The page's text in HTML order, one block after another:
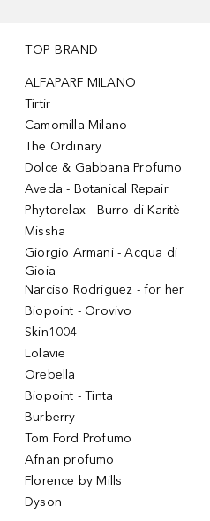
TOP BRAND
ALFAPARF MILANO
Tirtir
Camomilla Milano
The Ordinary
Dolce & Gabbana Profumo
Aveda - Botanical Repair
Phytorelax - Burro di Karitè
Missha
Giorgio Armani - Acqua di
Gioia
Narciso Rodriguez - for her
Biopoint - Orovivo
Skin1004
Lolavie
Orebella
Biopoint - Tinta
Burberry
Tom Ford Profumo
Afnan profumo
Florence by Mills
Dyson